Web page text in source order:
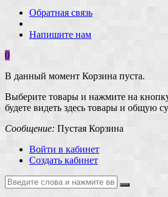
Обратная связь
Напишите нам
0
В данный момент Корзина пуста.
Выберите товары и нажмите на
будете видеть здесь товары и общую
Сообщение: Пустая Корзина
Войти в кабинет
Создать кабинет